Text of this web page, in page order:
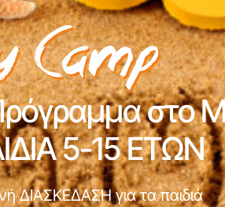
στο
5-15 ΕΤΩΝ
ΔΙΑΣΚΕΔΑΣΗ για τα παιδιά